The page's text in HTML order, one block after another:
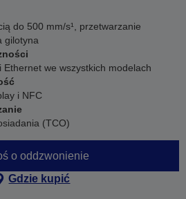
do 500 mm/s¹, przetwarzanie
gilotyna
Ethernet we wszystkich modelach
i NFC
(TCO)
o oddzwonienie
Gdzie kupić